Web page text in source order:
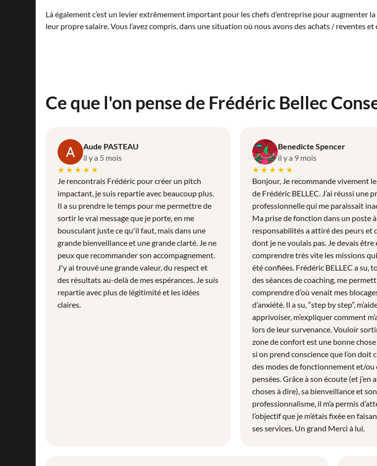
Là également c’est un levier extrêmement important pour les chefs d’entreprise pour
leur propre salaire. Vous l’avez compris, dans une situation où nous avons des achats / reventes
Ce que l'on pense de Frédéric Bellec
Aude PASTEAU
il y a 5 mois
★★★★★
Je rencontrais Frédéric pour créer un pitch
impactant, je suis repartie avec beaucoup plus.
Il a su prendre le temps pour me permettre de
sortir le vrai message que je porte, en me
bousculant juste ce qu'il faut, mais dans une
grande bienveillance et une grande clarté. Je ne
peux que recommander son accompagnement.
J'y ai trouvé une grande valeur, du respect et
des résultats au-delà de mes espérances. Je suis
repartie avec plus de légitimité et les idées
claires.
Benedicte Spencer
il y a 9 mois
★★★★★
Bonjour, Je recommande vivement
de Frédéric BELLEC. J’ai réussi une
professionnelle qui me paraissait
Ma prise de fonction dans un poste à
responsabilités a attiré des peurs et
dont je ne voulais pas. Je devais être
comprendre très vite les missions
été confiées. Frédéric BELLEC a su,
des séances de coaching, me
comprendre d’où venait mes
d’anxiété. Il a su, “step by step”,
apprivoiser, m’expliquer comment
lors de leur survenance. Vouloir
zone de confort est une bonne
si on prend conscience que l’on doit
des modes de fonctionnement et/ou
pensées. Grâce à son écoute (et j’en
choses à dire), sa bienveillance et son
professionnalisme, il m’a permis
l’objectif que je m’étais fixée en
ses services. Un grand Merci à lui.